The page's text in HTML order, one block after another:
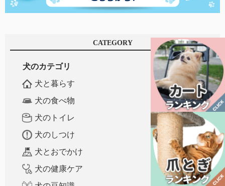
CATEGORY
犬のカテゴリ
犬と暮らす
犬の食べ物
犬のトイレ
犬のしつけ
犬とおでかけ
犬の健康ケア